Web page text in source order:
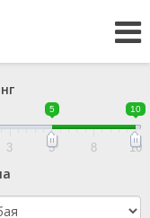
5 10
3 5 8 10